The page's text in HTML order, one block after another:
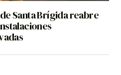
Santa Brígida reabre